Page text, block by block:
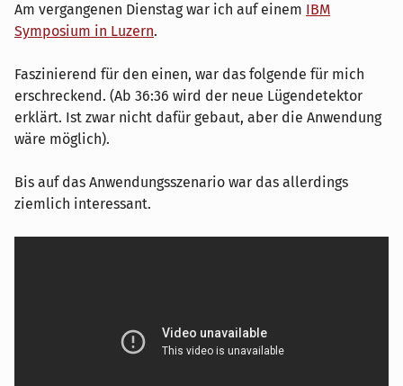
Am vergangenen Dienstag war ich auf einem IBM
Symposium in Luzern.
Faszinierend für den einen, war das folgende für mich
erschreckend. (Ab 36:36 wird der neue Lügendetektor
erklärt. Ist zwar nicht dafür gebaut, aber die Anwendung
wäre möglich).
Bis auf das Anwendungsszenario war das allerdings
ziemlich interessant.